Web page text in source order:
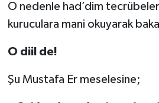
O nedenle had’dim
kuruculara mani okuyarak
O diil de!
Şu Mustafa Er meselesine;